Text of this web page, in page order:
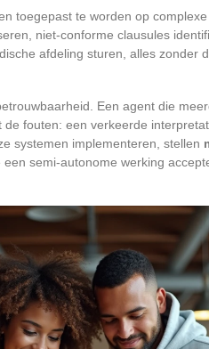
toegepast te worden op
niet-conforme clausules
afdeling sturen, alles zonder
Een agent die
fouten: een verkeerde
systemen implementeren, stellen
semi-autonome werking